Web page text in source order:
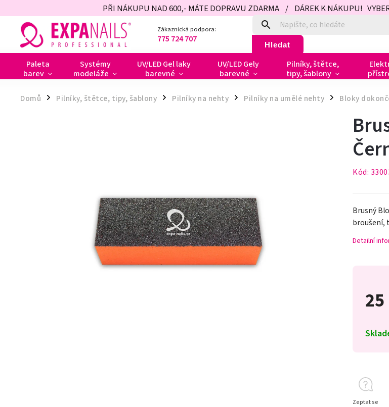
PŘI NÁKUPU NAD 600,- MÁTE DOPRAVU ZDARMA / DÁREK K NÁKUPU!
Zákaznická podpora:
775 724 707 Hledat
Paleta
barev
Systémy
modeláže
UV/LED Gel laky
barevné
UV/LED Gely
barevné
Pilníky, štětce,
tipy, šablony
Domů / Pilníky, štětce, tipy, šablony / Pilníky na nehty / Pilníky na umělé nehty / Bloky
Kód:
Brusný
broušení,
Detailní
Zeptat se